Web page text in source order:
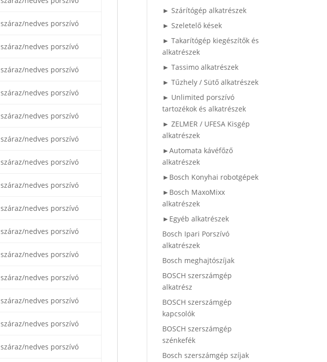
száraz/nedves porszívó
száraz/nedves porszívó
száraz/nedves porszívó
száraz/nedves porszívó
száraz/nedves porszívó
száraz/nedves porszívó
száraz/nedves porszívó
száraz/nedves porszívó
száraz/nedves porszívó
száraz/nedves porszívó
száraz/nedves porszívó
száraz/nedves porszívó
száraz/nedves porszívó
száraz/nedves porszívó
száraz/nedves porszívó
► Szárítógép alkatrészek
► Szeletelő kések
► Takarítógép kiegészítők és
alkatrészek
► Tassimo alkatrészek
► Tűzhely / Sütő alkatrészek
► Unlimited porszívó
tartozékok és alkatrészek
► ZELMER / UFESA Kisgép
alkatrészek
►Automata kávéfőző
alkatrészek
►Bosch Konyhai robotgépek
►Bosch MaxoMixx
alkatrészek
►Egyéb alkatrészek
Bosch Ipari Porszívó
alkatrészek
Bosch meghajtószíjak
BOSCH szerszámgép
alkatrész
BOSCH szerszámgép
kapcsolók
BOSCH szerszámgép
szénkefék
Bosch szerszámgép szíjak